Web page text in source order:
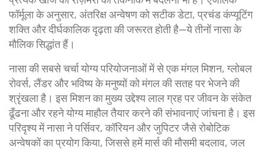
फॉर्मूला के अनुसार, अंतरिक्ष अन्वेषण को सटीक डेटा, प्रचंड कंप्यूटिंग
शक्ति और दीर्घकालिक दृढ़ता की जरूरत होती है—ये तीनों नासा के
मौलिक सिद्धांत हैं।
नासा की सबसे चर्चा योग्य परियोजनाओं में से एकमंगल मिशन,ग्लोबल
रोवर्स, लैंडर और भविष्य के मनुष्यों को मंगल की सतह पर भेजने की
श्रृंखलाहै। इस मिशन का मुख्य उद्देश्य लाल ग्रह पर जीवन के संकेत
ढूँढना और रहने योग्य माहौल तैयार करने की संभावनाएं जांचना है। इस
परिदृश्य में नासा ने पर्सिवर, कॉरियन और जुपिटर जैसे रोबोटिक
अन्वेषकों का प्रयोग किया, जिससे हमें मार्स की मौसमी बदलाव, जल